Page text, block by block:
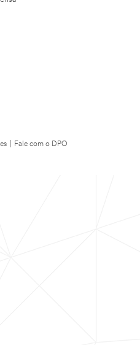
Fale com o DPO